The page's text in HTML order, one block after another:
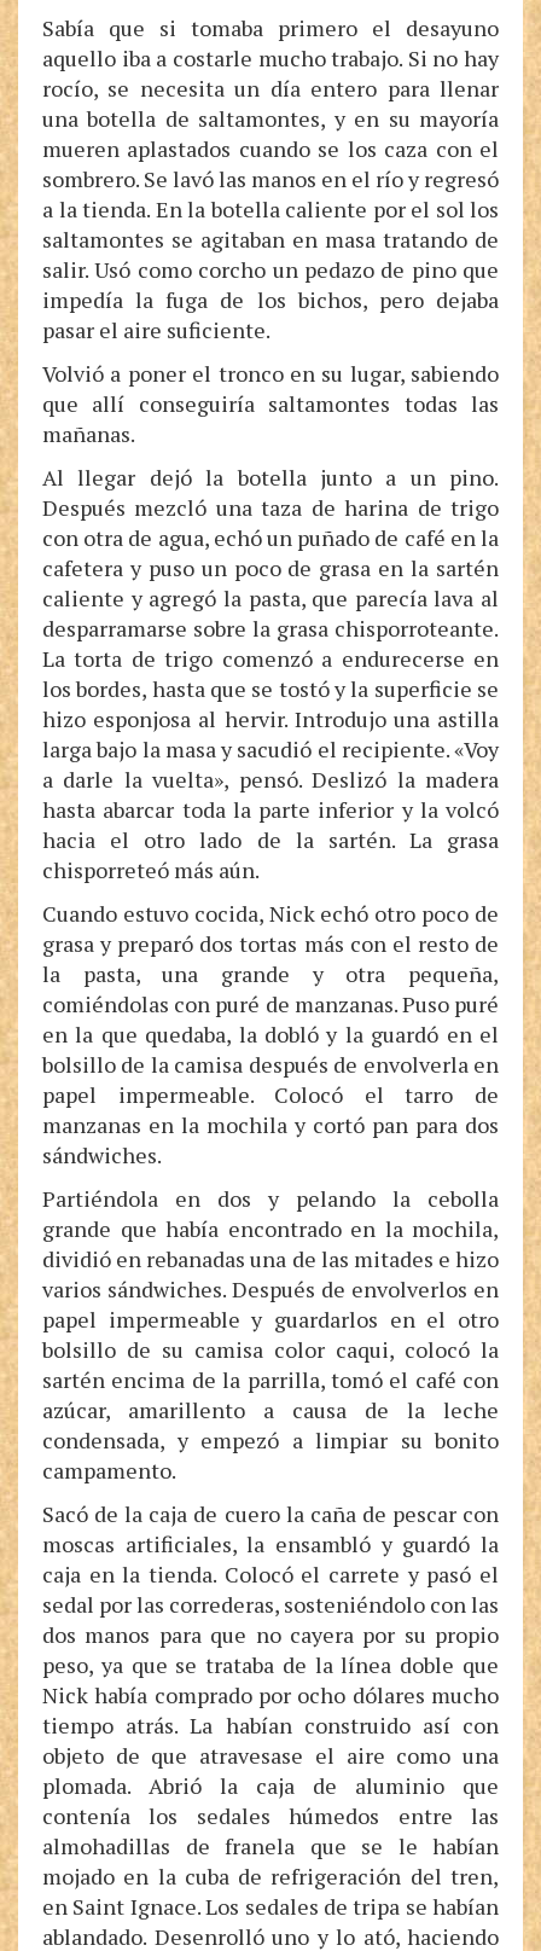
Sabía que si tomaba primero el desayuno
aquello iba a costarle mucho trabajo. Si no hay
rocío, se necesita un día entero para llenar
una botella de saltamontes, y en su mayoría
mueren aplastados cuando se los caza con el
sombrero. Se lavó las manos en el río y regresó
a la tienda. En la botella caliente por el sol los
saltamontes se agitaban en masa tratando de
salir. Usó como corcho un pedazo de pino que
impedía la fuga de los bichos, pero dejaba
pasar el aire suficiente.
Volvió a poner el tronco en su lugar, sabiendo
que allí conseguiría saltamontes todas las
mañanas.
Al llegar dejó la botella junto a un pino.
Después mezcló una taza de harina de trigo
con otra de agua, echó un puñado de café en la
cafetera y puso un poco de grasa en la sartén
caliente y agregó la pasta, que parecía lava al
desparramarse sobre la grasa chisporroteante.
La torta de trigo comenzó a endurecerse en
los bordes, hasta que se tostó y la superficie se
hizo esponjosa al hervir. Introdujo una astilla
larga bajo la masa y sacudió el recipiente. «Voy
a darle la vuelta», pensó. Deslizó la madera
hasta abarcar toda la parte inferior y la volcó
hacia el otro lado de la sartén. La grasa
chisporreteó más aún.
Cuando estuvo cocida, Nick echó otro poco de
grasa y preparó dos tortas más con el resto de
la pasta, una grande y otra pequeña,
comiéndolas con puré de manzanas. Puso puré
en la que quedaba, la dobló y la guardó en el
bolsillo de la camisa después de envolverla en
papel impermeable. Colocó el tarro de
manzanas en la mochila y cortó pan para dos
sándwiches.
Partiéndola en dos y pelando la cebolla
grande que había encontrado en la mochila,
dividió en rebanadas una de las mitades e hizo
varios sándwiches. Después de envolverlos en
papel impermeable y guardarlos en el otro
bolsillo de su camisa color caqui, colocó la
sartén encima de la parrilla, tomó el café con
azúcar, amarillento a causa de la leche
condensada, y empezó a limpiar su bonito
campamento.
Sacó de la caja de cuero la caña de pescar con
moscas artificiales, la ensambló y guardó la
caja en la tienda. Colocó el carrete y pasó el
sedal por las correderas, sosteniéndolo con las
dos manos para que no cayera por su propio
peso, ya que se trataba de la línea doble que
Nick había comprado por ocho dólares mucho
tiempo atrás. La habían construido así con
objeto de que atravesase el aire como una
plomada. Abrió la caja de aluminio que
contenía los sedales húmedos entre las
almohadillas de franela que se le habían
mojado en la cuba de refrigeración del tren,
en Saint Ignace. Los sedales de tripa se habían
ablandado. Desenrolló uno y lo ató, haciendo